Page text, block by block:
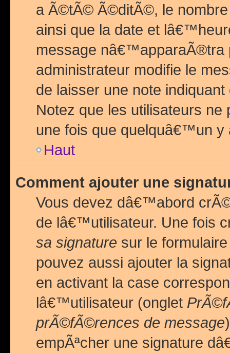
a Ã©tÃ© Ã©ditÃ©, le
ainsi que la date et
message nâ€™apparaÃ®tra
administrateur modifie le
de laisser une note
Notez que les utilisateurs
une fois que quelquâ€™un y
Haut
Comment ajouter une
Vous devez dâ€™abord
de lâ€™utilisateur. Une fois
sa signature sur le
pouvez aussi ajouter la
en activant la case
lâ€™utilisateur (onglet
prÃ©fÃ©rences de message
empÃªcher une signature